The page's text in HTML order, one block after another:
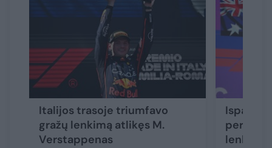
Italijos trasoje triumfavo
gražų lenkimą atlikęs M.
Verstappenas